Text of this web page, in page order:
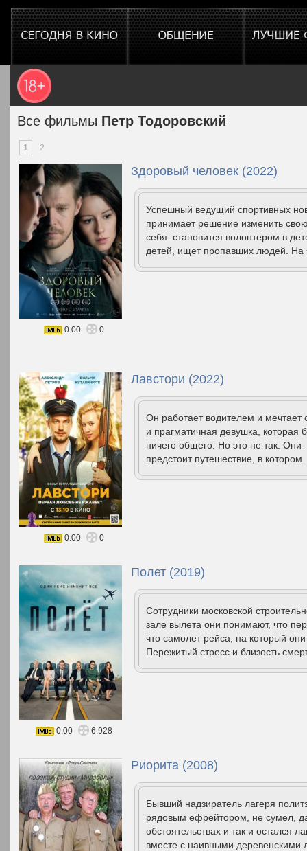
Все фильмы Петр Тодоровский
1 2
Здоровый человек (2022)
Успешный ведущий спортивных
принимает решение изменить
себя: становится волонтером в
детей, ищет пропавших людей. На
0.00 0
Лавстори (2022)
Он работает водителем и
и прагматичная девушка, которая
ничего общего. Но это не так.
предстоит путешествие, в
0.00 0
Полет (2019)
Сотрудники московской
зале вылета они понимают, что
что самолет рейса, на который
Пережитый стресс и близость
0.00 6.928
Риорита (2008)
Бывший надзиратель лагеря
рядовым ефрейтором, не сумел,
обстоятельствах и так и остался
вместе с наивными